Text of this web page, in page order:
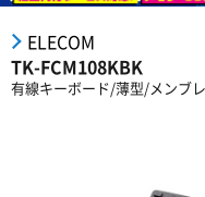
ELECOM
TK-FCM108KBK
有線キーボード/薄型/メンブ